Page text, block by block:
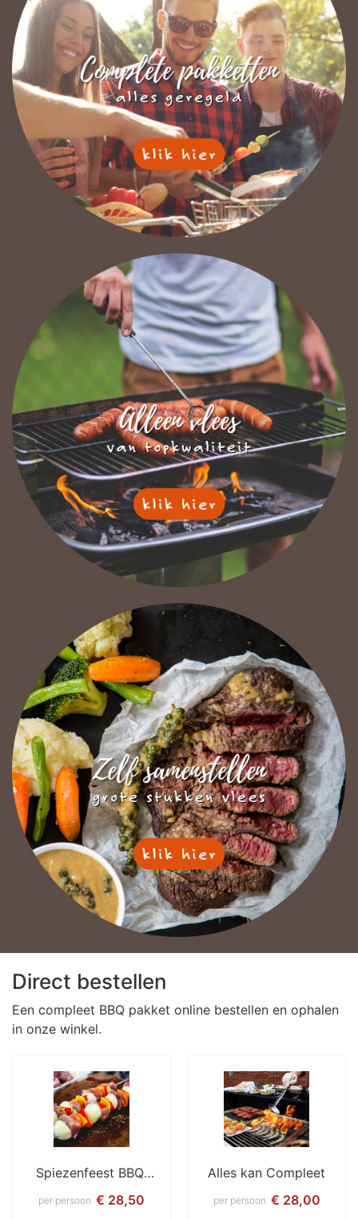
Direct bestellen
Een compleet BBQ pakket online bestellen en ophalen
in onze winkel.
Spiezenfeest BBQ
Compleet€ 28,50
per persoon
Alles kan Compleet
€ 28,00
per persoon